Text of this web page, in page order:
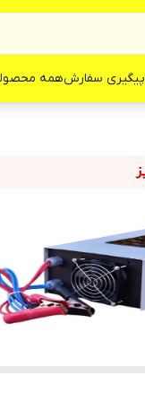
پیگیری سفارشهمه